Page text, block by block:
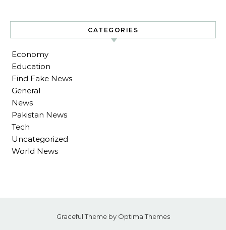
CATEGORIES
Economy
Education
Find Fake News
General
News
Pakistan News
Tech
Uncategorized
World News
Graceful Theme by Optima Themes